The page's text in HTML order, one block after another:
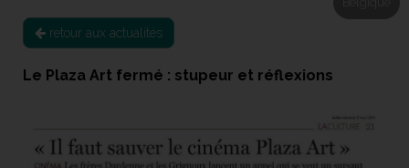
retour aux actualités
Le Plaza Art fermé : stupeur et réflexions